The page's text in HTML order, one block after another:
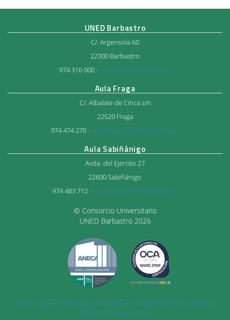
UNED Barbastro
C/. Argensola 60
22300 Barbastro
974 316 000 - info@unedbarbastro.es
Aula Fraga
C/. Albalate de Cinca s/n
22520 Fraga
974 474 270 -aulafraga@unedbarbastro.es
Aula Sabiñánigo
Avda. del Ejercito 27
22600 Sabiñánigo
974 483 712 -aulasabi@unedbarbastro.es
© Consorcio Universitario
UNED Barbastro 2026
Aviso Legal - Política de privacidad - Configuración de cookies -
Buzón de sugerencias